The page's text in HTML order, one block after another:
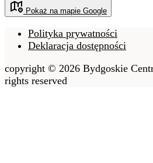
Pokaż na mapie Google
Polityka prywatności
Deklaracja dostępności
copyright © 2026 Bydgoskie
rights reserved